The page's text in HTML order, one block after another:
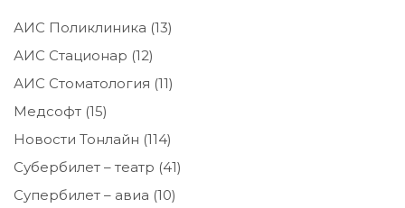
АИС Поликлиника (13)
АИС Стационар (12)
АИС Стоматология (11)
Медсофт (15)
Новости Тонлайн (114)
Субербилет – театр (41)
Супербилет – авиа (10)